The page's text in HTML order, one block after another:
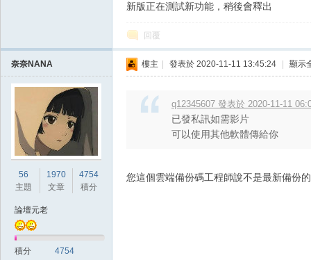
新版正在測試新功能，稍後會釋出
回覆
奈奈NANA
56
主題
1970
文章
4754
積分
論壇元老
積分 4754
樓主 發表於 2020-11-11 13:45:24 顯示
q12345607 發表於 2020-11-11
已發私訊如需影片
可以使用其他軟體傳給你
您這個雲端備份碼工程師說不是最新備份